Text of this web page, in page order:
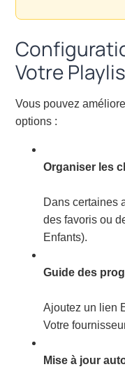
Votre
Vous pouvez
options :
Organiser les
Dans certaines
des favoris ou
Enfants).
Guide des
Ajoutez un lien
Votre
Mise à jour